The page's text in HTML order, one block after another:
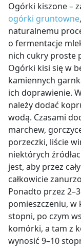
Ogórki kiszone –
ogórki gruntowne
naturalnemu
o fermentacje
nich cukry proste
Ogórki kisi się w
kamiennych
ich doprawienie.
należy dodać
wodą. Czasami
marchew,
porzeczki, liście
niektórych
jest, aby przez
całkowicie
Ponadto przez
pomieszczeniu,
stopni, po czym
komórki, a tam z
wynosić 9–10